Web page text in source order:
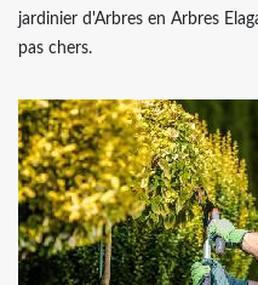
jardinier d'Arbres en Arbres
pas chers.